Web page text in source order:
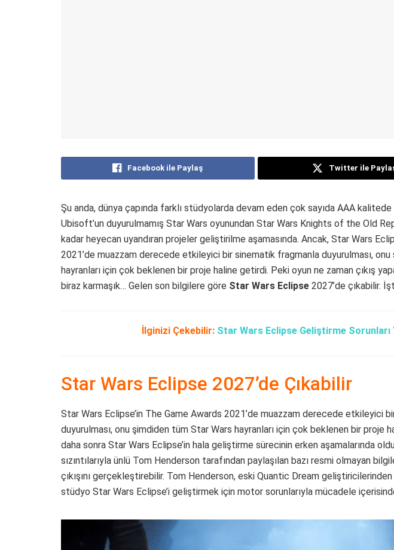
Facebook ile Paylaş Twitter ile
Şu anda, dünya çapında farklı stüdyolarda devam eden çok sayıda AAA kalitede
Ubisoft’un duyurulmamış Star Wars oyunundan Star Wars Knights of the Old
kadar heyecan uyandıran projeler geliştirilme aşamasında. Ancak, Star Wars
2021’de muazzam derecede etkileyici bir sinematik fragmanla duyurulması,
hayranları için çok beklenen bir proje haline getirdi. Peki oyun ne zaman çıkış
biraz karmaşık… Gelen son bilgilere göre Star Wars Eclipse 2027’de çıkabilir.
İlginizi Çekebilir: Star Wars Eclipse Geliştirme Sorunları
Star Wars Eclipse 2027’de Çıkabilir
Star Wars Eclipse’in The Game Awards 2021’de muazzam derecede etkileyici
duyurulması, onu şimdiden tüm Star Wars hayranları için çok beklenen bir proje
daha sonra Star Wars Eclipse’in hala geliştirme sürecinin erken aşamalarında
sızıntılarıyla ünlü Tom Henderson tarafından paylaşılan bazı resmi olmayan
çıkışını gerçekleştirebilir. Tom Henderson, eski Quantic Dream
stüdyo Star Wars Eclipse’i geliştirmek için motor sorunlarıyla mücadele